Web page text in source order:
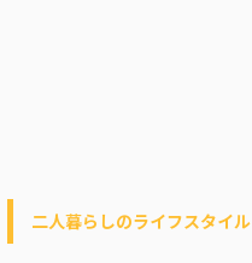
二人暮らしのライフスタイル